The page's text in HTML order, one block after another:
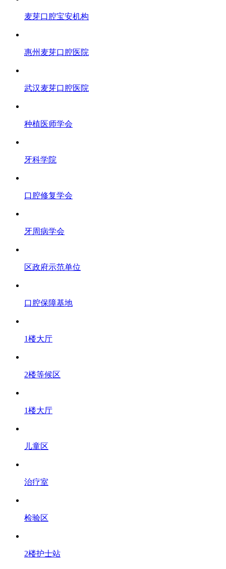
麦芽口腔宝安机构
惠州麦芽口腔医院
武汉麦芽口腔医院
种植医师学会
牙科学院
口腔修复学会
牙周病学会
区政府示范单位
口腔保障基地
1楼大厅
2楼等候区
1楼大厅
儿童区
治疗室
检验区
2楼护士站